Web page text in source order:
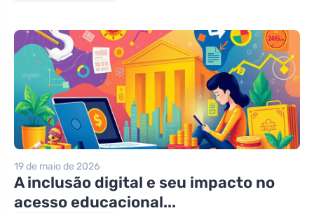
19 de maio de 2026
A inclusão digital e seu impacto no
acesso educacional...